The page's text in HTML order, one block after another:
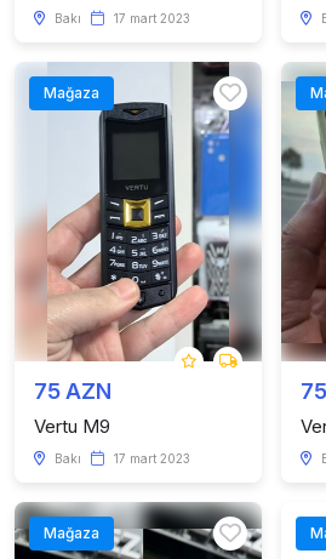
Bakı 17 mart 2023
Mağaza
75 AZN
Vertu M9
Bakı 17 mart 2023
Mağaza